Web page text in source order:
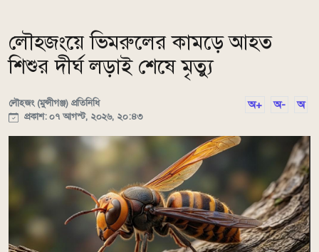
লৌহজংয়ে ভিমরুলের কামড়ে আহত
শিশুর দীর্ঘ লড়াই শেষে মৃত্যু
লৌহজং (মুন্সীগঞ্জ) প্রতিনিধি
প্রকাশ: ০৭ আগস্ট, ২০২৬, ২০:৪৩
অ+ অ- অ